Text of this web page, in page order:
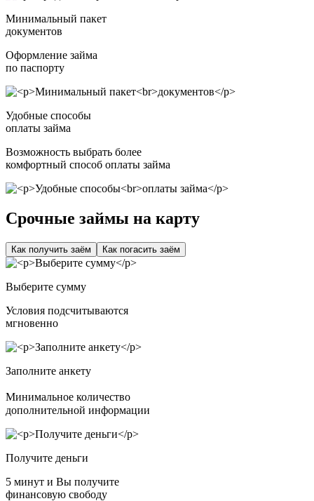
Минимальный пакет
документов
Оформление займа
по паспорту
Удобные способы
оплаты займа
Возможность выбрать более
комфортный способ оплаты займа
Срочные займы на карту
Как получить заём Как погасить заём
Выберите сумму
Условия подсчитываются
мгновенно
Заполните анкету
Минимальное количество
дополнительной информации
Получите деньги
5 минут и Вы получите
финансовую свободу